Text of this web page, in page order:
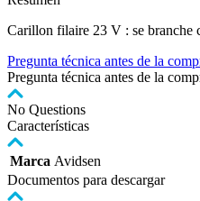
Carillon filaire 23 V : se branche
Pregunta técnica antes de la
Pregunta técnica antes de la
No Questions
Características
Marca Avidsen
Documentos para descargar